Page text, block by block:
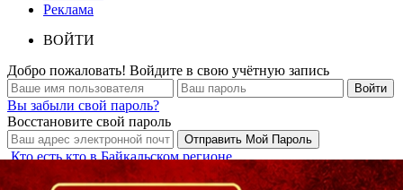
Реклама
ВОЙТИ
Добро пожаловать! Войдите в свою учётную запись
Вы забыли свой пароль?
Восстановите свой пароль
Кто есть кто в Байкальском регионе